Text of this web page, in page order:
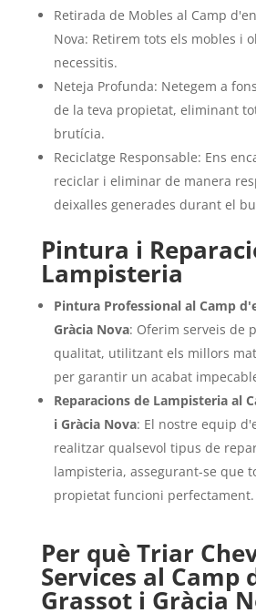
Retirada de Mobles al Camp
Nova: Retirem tots els mobles i
necessitis.
Neteja Profunda: Netegem a
de la teva propietat, eliminant
brutícia.
Reciclatge Responsable: Ens
reciclar i eliminar de manera
deixalles generades durant el
Pintura i
Lampisteria
Pintura Professional al Camp
Gràcia Nova: Oferim serveis de
qualitat, utilitzant els millors
per garantir un acabat
Reparacions de Lampisteria al
i Gràcia Nova: El nostre equip
realitzar qualsevol tipus de
lampisteria, assegurant-se que
propietat funcioni perfectament.
Per què Triar
Services al Camp
Grassot i Gràcia